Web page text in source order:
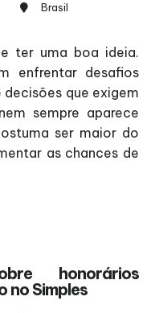
Brasil
ter uma boa ideia.
enfrentar desafios
que exigem
sempre aparece
ser maior do
as chances de
honorários
no Simples